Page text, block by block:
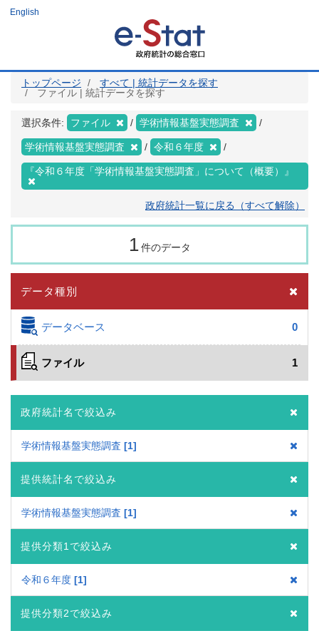
ツ
English
トップページ
すべて | 統計データを探す
ファイル | 統計データを探す
選択条件: ファイル 学術情報基盤実態調査
学術情報基盤実態調査 令和６年度
『令和６年度「学術情報基盤実態調査」について（概要）』
政府統計一覧に戻る（すべて解除）
1 件のデータ
データ種別
データベース 0
ファイル 1
政府統計名で絞込み
学術情報基盤実態調査 1
提供統計名で絞込み
学術情報基盤実態調査 1
提供分類1で絞込み
令和６年度 1
提供分類2で絞込み